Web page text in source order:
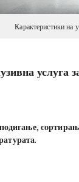
Карактеристики на
услуга